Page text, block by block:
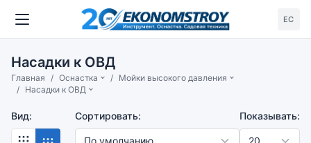
ЕС
Насадки к ОВД
Главная Оснастка
Мойки высокого давления
Насадки к ОВД
Вид: Сортировать: Показывать: